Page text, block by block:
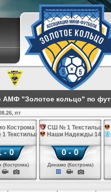
АМФ "Золотое кольцо" по
пт
Кострома 14
Текстильщик 14
- 0
(Кострома)
СШ № 1 Текстильщик
Наши Надежды 14
0 - 0
Динамо (Кострома)